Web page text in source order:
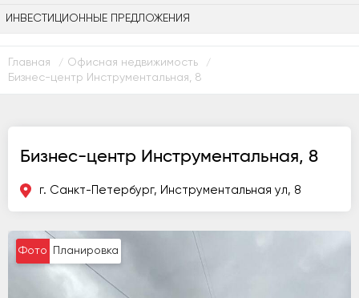
ИНВЕСТИЦИОННЫЕ ПРЕДЛОЖЕНИЯ
Главная / Офисная недвижимость /
Бизнес-центр Инструментальная, 8
Бизнес-центр Инструментальная, 8
г. Санкт-Петербург, Инструментальная ул, 8
Фото Планировка